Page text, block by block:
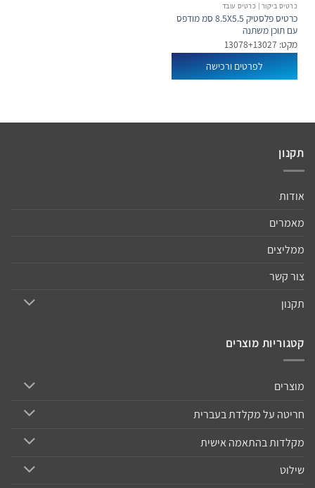
כרטיס ביקור | כרטיס עובד
כרטיס פלסטיק 8.5X5.5 סמ מודפס
עם תוכן משתנה
מקט: 13078+13027
לפרטים ורכישה
תקנון
אודות
מאמרים
ממליצים
צור קשר
תקנון
קטגוריות מוצרים
מוצרים
חריטה על מקלדת בעברית
מקלדות בהתאמה אישית
שילוט